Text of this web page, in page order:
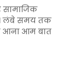
सामाजिक
लंबे समय तक
आना आम बात